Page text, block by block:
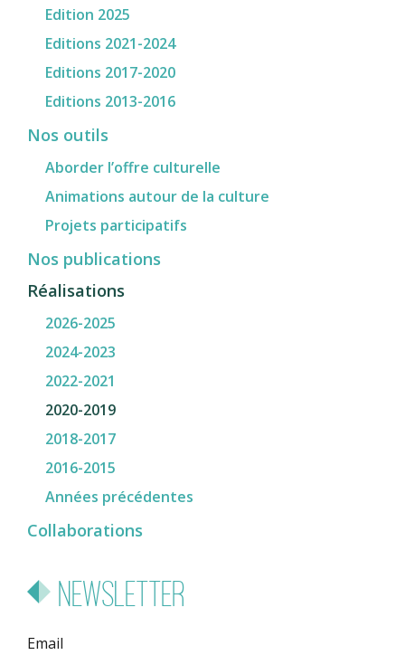
Edition 2025
Editions 2021-2024
Editions 2017-2020
Editions 2013-2016
Nos outils
Aborder l’offre culturelle
Animations autour de la culture
Projets participatifs
Nos publications
Réalisations
2026-2025
2024-2023
2022-2021
2020-2019
2018-2017
2016-2015
Années précédentes
Collaborations
Newsletter
Email